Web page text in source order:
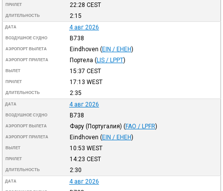
ПРИЛЕТ 22:28 CEST
ДЛИТЕЛЬНОСТЬ 2:15
ДАТА 4 авг 2026
ВОЗДУШНОЕ СУДНО B738
АЭРОПОРТ ВЫЛЕТА Eindhoven (EIN / EHEH)
АЭРОПОРТ ПРИЛЕТА Портела (LIS / LPPT)
ВЫЛЕТ 15:37 CEST
ПРИЛЕТ 17:13 WEST
ДЛИТЕЛЬНОСТЬ 2:35
ДАТА 4 авг 2026
ВОЗДУШНОЕ СУДНО B738
АЭРОПОРТ ВЫЛЕТА Фару (Португалия) (FAO / LPFR)
АЭРОПОРТ ПРИЛЕТА Eindhoven (EIN / EHEH)
ВЫЛЕТ 10:53 WEST
ПРИЛЕТ 14:23 CEST
ДЛИТЕЛЬНОСТЬ 2:30
ДАТА 4 авг 2026